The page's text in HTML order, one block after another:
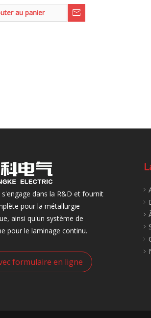
au panier
s'engage dans la R&D et fournit
pour la métallurgie
ainsi qu'un système de
pour le laminage continu.
formulaire en ligne